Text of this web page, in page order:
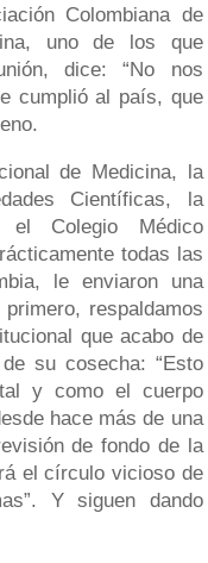
Colombiana de
uno de los que
dice: “No nos
cumplió al país, que
de Medicina, la
Científicas, la
el Colegio Médico
todas las
le enviaron una
respaldamos
que acabo de
su cosecha: “Esto
y como el cuerpo
hace más de una
de fondo de la
el círculo vicioso de
Y siguen dando